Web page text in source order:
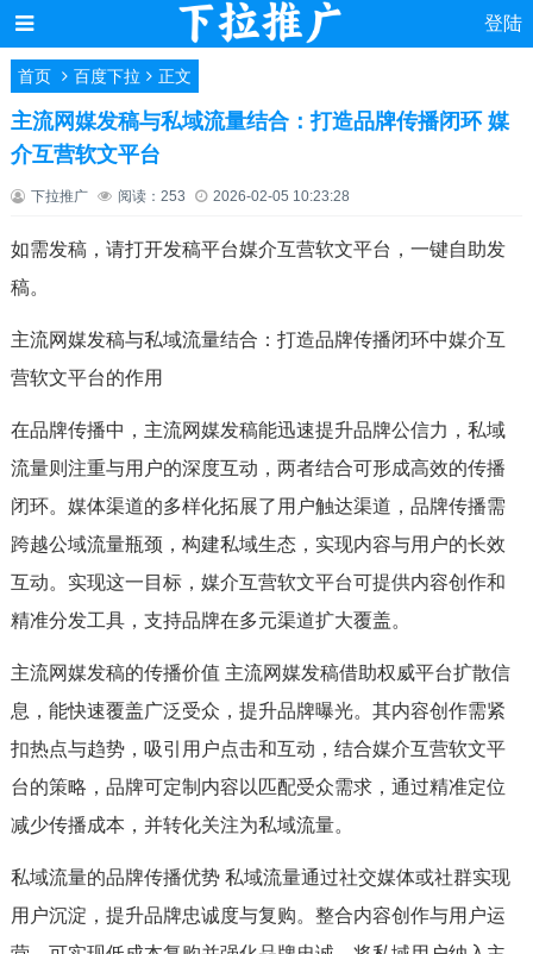
登陆
首页 百度下拉 正文
主流网媒发稿与私域流量结合：打造品牌传播闭环 媒
介互营软文平台
下拉推广 阅读：253 2026-02-05 10:23:28
如需发稿，请打开发稿平台媒介互营软文平台，一键自助发
稿。
主流网媒发稿与私域流量结合：打造品牌传播闭环中媒介互
营软文平台的作用
在品牌传播中，主流网媒发稿能迅速提升品牌公信力，私域
流量则注重与用户的深度互动，两者结合可形成高效的传播
闭环。媒体渠道的多样化拓展了用户触达渠道，品牌传播需
跨越公域流量瓶颈，构建私域生态，实现内容与用户的长效
互动。实现这一目标，媒介互营软文平台可提供内容创作和
精准分发工具，支持品牌在多元渠道扩大覆盖。
主流网媒发稿的传播价值 主流网媒发稿借助权威平台扩散信
息，能快速覆盖广泛受众，提升品牌曝光。其内容创作需紧
扣热点与趋势，吸引用户点击和互动，结合媒介互营软文平
台的策略，品牌可定制内容以匹配受众需求，通过精准定位
减少传播成本，并转化关注为私域流量。
私域流量的品牌传播优势 私域流量通过社交媒体或社群实现
用户沉淀，提升品牌忠诚度与复购。整合内容创作与用户运